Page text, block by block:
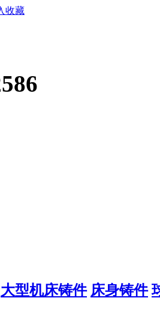
收藏
大型机床铸件 床身铸件